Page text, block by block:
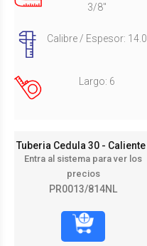
3/8"
Calibre / Espesor: 14.0
Largo: 6
Tuberia Cedula 30 - Caliente
Entra al sistema para ver los
precios
PR0013/814NL